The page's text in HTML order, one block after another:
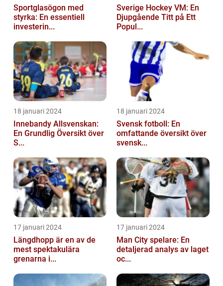
Sportglasögon med
styrka: En essentiell
investerin...
Sverige Hockey VM: En
Djupgående Titt på Ett
Popul...
18 januari 2024
Innebandy Allsvenskan:
En Grundlig Översikt över
S...
18 januari 2024
Svensk fotboll: En
omfattande översikt över
svensk...
17 januari 2024
Längdhopp är en av de
mest spektakulära
grenarna i...
17 januari 2024
Man City spelare: En
detaljerad analys av laget
oc...